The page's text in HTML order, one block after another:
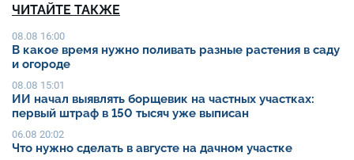
ЧИТАЙТЕ ТАКЖЕ
08.08 16:00
В какое время нужно поливать разные растения в саду
и огороде
08.08 15:01
ИИ начал выявлять борщевик на частных участках:
первый штраф в 150 тысяч уже выписан
06.08 20:02
Что нужно сделать в августе на дачном участке